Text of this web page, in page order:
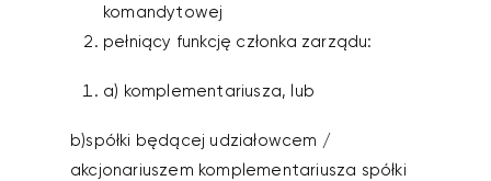
komandytowej
pełniący funkcję członka zarządu:
a) komplementariusza, lub
b)spółki będącej udziałowcem /
akcjonariuszem komplementariusza spółki